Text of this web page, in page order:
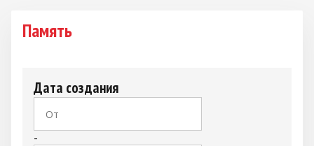
Память
Дата создания
-